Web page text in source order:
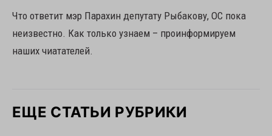
Что ответит мэр Парахин депутату Рыбакову, ОС пока
неизвестно. Как только узнаем – проинформируем
наших чиатателей.
ЕЩЕ СТАТЬИ РУБРИКИ